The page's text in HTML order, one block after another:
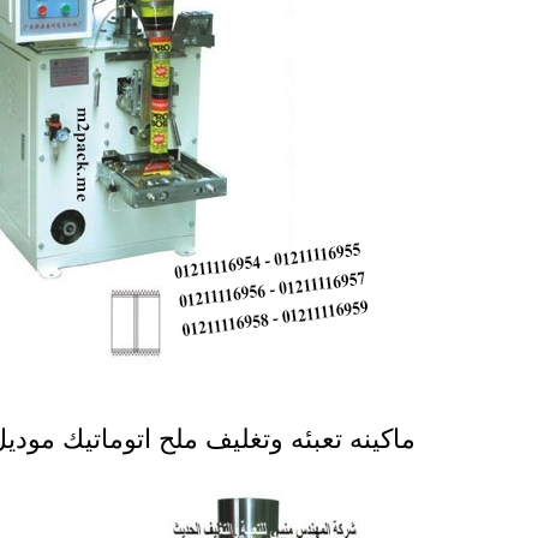
ماكينه تعبئه وتغليف ملح اتوماتيك موديل 902 ماركة المهندس